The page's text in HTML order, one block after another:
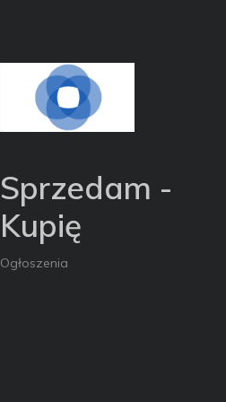
Sprzedam -
Kupię
Ogłoszenia